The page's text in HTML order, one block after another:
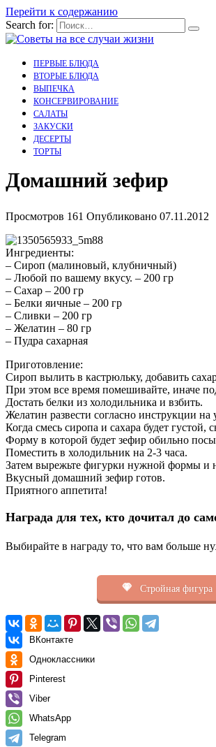
Перейти к содержанию
Search for:
ПЕРВЫЕ БЛЮДА
ВТОРЫЕ БЛЮДА
ВЫПЕЧКА
КОНСЕРВИРОВАНИЕ
САЛАТЫ
ЗАКУСКИ
ДЕСЕРТЫ
ТОРТЫ
Домашний зефир
Просмотров 161 Опубликовано 07.11.2012
Ингредиенты:
– Сироп (малиновый, клубничный)
– Любой по вашему вкусу. – 200 гр
– Сахар – 200 гр
– Белки яичные – 200 гр
– Сливки – 200 гр
– Желатин – 80 гр
– Пудра сахарная
Приготовление:
Сироп вылить в кастрюльку, добавить
При этом все время помешивайте, иначе
Достать белки из холодильника и взбить.
Желатин развести согласно инструкции на
Когда смесь сиропа и сахара будет
Форму в которой будет зефир обильно
Поместить в холодильник на 2-3 часа.
Затем вырежьте фигурки нужной формы и
Вкусный домашний зефир готов.
Приятного аппетита!
Награда для тех, кто дочитал до
Выбирайте в награду то, что вам больше
Стройная фигура
ВКонтакте
Одноклассники
Pinterest
Viber
WhatsApp
Telegram